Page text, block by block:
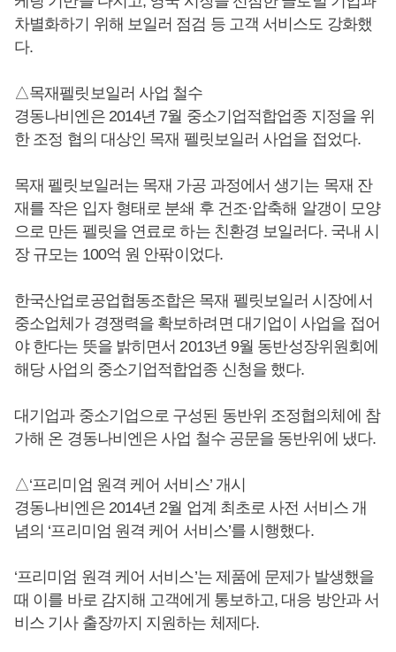
차별화하기 위해 보일러 점검 등 고객 서비스도 강화했
다.
△목재펠릿보일러 사업 철수
경동나비엔은 2014년 7월 중소기업적합업종 지정을 위
한 조정 협의 대상인 목재 펠릿보일러 사업을 접었다.
목재 펠릿보일러는 목재 가공 과정에서 생기는 목재 잔
재를 작은 입자 형태로 분쇄 후 건조·압축해 알갱이 모양
으로 만든 펠릿을 연료로 하는 친환경 보일러다. 국내 시
장 규모는 100억 원 안팎이었다.
한국산업로공업협동조합은 목재 펠릿보일러 시장에서
중소업체가 경쟁력을 확보하려면 대기업이 사업을 접어
야 한다는 뜻을 밝히면서 2013년 9월 동반성장위원회에
해당 사업의 중소기업적합업종 신청을 했다.
대기업과 중소기업으로 구성된 동반위 조정협의체에 참
가해 온 경동나비엔은 사업 철수 공문을 동반위에 냈다.
△‘프리미엄 원격 케어 서비스’ 개시
경동나비엔은 2014년 2월 업계 최초로 사전 서비스 개
념의 ‘프리미엄 원격 케어 서비스’를 시행했다.
‘프리미엄 원격 케어 서비스’는 제품에 문제가 발생했을
때 이를 바로 감지해 고객에게 통보하고, 대응 방안과 서
비스 기사 출장까지 지원하는 체제다.